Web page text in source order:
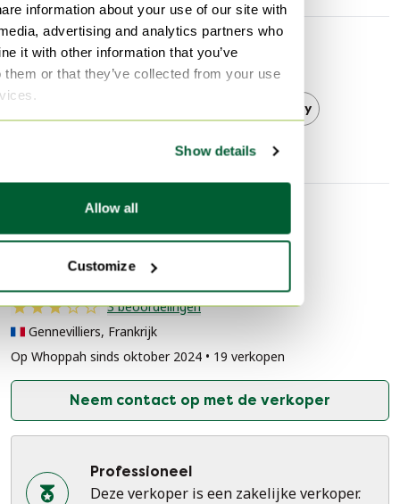
information about your use of our site with
advertising and analytics partners who
it with other information that you’ve
them or that they’ve collected from your use
Show details
Allow all
Customize
Ontdek meer
Day
Over deze verkoper
3 beoordelingen
Gennevilliers, Frankrijk
Op Whoppah sinds oktober 2024 • 19 verkopen
Neem contact op met de verkoper
Professioneel
Deze verkoper is een zakelijke verkoper.